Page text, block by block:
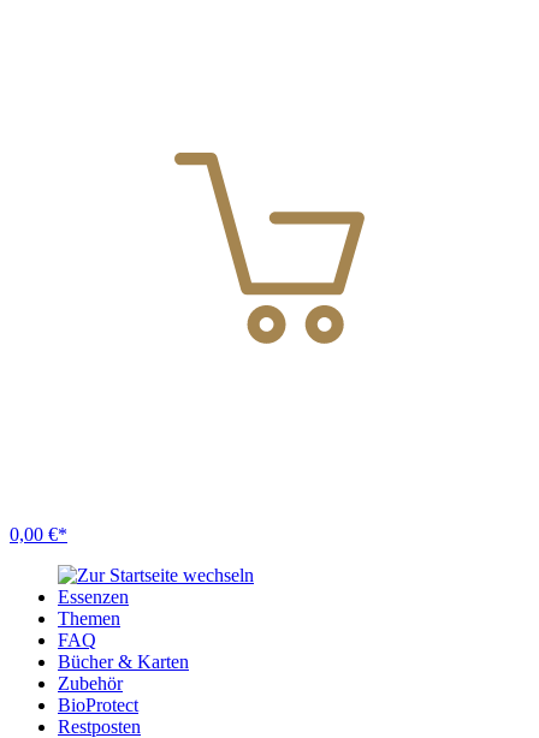
0,00 €*
Essenzen
Themen
FAQ
Bücher & Karten
Zubehör
BioProtect
Restposten